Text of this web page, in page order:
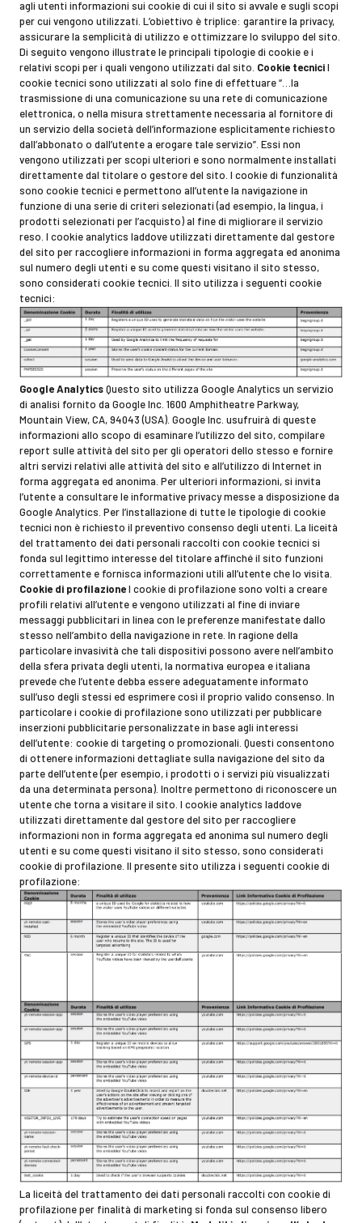
agli utenti informazioni sui cookie di cui il sito si avvale e sugli scopi
per cui vengono utilizzati. L’obiettivo è triplice: garantire la privacy,
assicurare la semplicità di utilizzo e ottimizzare lo sviluppo del sito.
Di seguito vengono illustrate le principali tipologie di cookie e i
relativi scopi per i quali vengono utilizzati dal sito. Cookie tecniciI
cookie tecnici sono utilizzati al solo fine di effettuare “…la
trasmissione di una comunicazione su una rete di comunicazione
elettronica, o nella misura strettamente necessaria al fornitore di
un servizio della società dell’informazione esplicitamente richiesto
dall’abbonato o dall’utente a erogare tale servizio”. Essi non
vengono utilizzati per scopi ulteriori e sono normalmente installati
direttamente dal titolare o gestore del sito. I cookie di funzionalità
sono cookie tecnici e permettono all’utente la navigazione in
funzione di una serie di criteri selezionati (ad esempio, la lingua, i
prodotti selezionati per l’acquisto) al fine di migliorare il servizio
reso. I cookie analytics laddove utilizzati direttamente dal gestore
del sito per raccogliere informazioni in forma aggregata ed anonima
sul numero degli utenti e su come questi visitano il sito stesso,
sono considerati cookie tecnici. Il sito utilizza i seguenti cookie
tecnici:
Google AnalyticsQuesto sito utilizza Google Analytics un servizio
di analisi fornito da Google Inc. 1600 Amphitheatre Parkway,
Mountain View, CA, 94043 (USA). Google Inc. usufruirà di queste
informazioni allo scopo di esaminare l’utilizzo del sito, compilare
report sulle attività del sito per gli operatori dello stesso e fornire
altri servizi relativi alle attività del sito e all’utilizzo di Internet in
forma aggregata ed anonima. Per ulteriori informazioni, si invita
l’utente a consultare le informative privacy messe a disposizione da
Google Analytics. Per l’installazione di tutte le tipologie di cookie
tecnici non è richiesto il preventivo consenso degli utenti. La liceità
del trattamento dei dati personali raccolti con cookie tecnici si
fonda sul legittimo interesse del titolare affinché il sito funzioni
correttamente e fornisca informazioni utili all’utente che lo visita.
Cookie di profilazioneI cookie di profilazione sono volti a creare
profili relativi all’utente e vengono utilizzati al fine di inviare
messaggi pubblicitari in linea con le preferenze manifestate dallo
stesso nell’ambito della navigazione in rete. In ragione della
particolare invasività che tali dispositivi possono avere nell’ambito
della sfera privata degli utenti, la normativa europea e italiana
prevede che l’utente debba essere adeguatamente informato
sull’uso degli stessi ed esprimere così il proprio valido consenso. In
particolare i cookie di profilazione sono utilizzati per pubblicare
inserzioni pubblicitarie personalizzate in base agli interessi
dell’utente: cookie di targeting o promozionali. Questi consentono
di ottenere informazioni dettagliate sulla navigazione del sito da
parte dell’utente (per esempio, i prodotti o i servizi più visualizzati
da una determinata persona). Inoltre permettono di riconoscere un
utente che torna a visitare il sito. I cookie analytics laddove
utilizzati direttamente dal gestore del sito per raccogliere
informazioni non in forma aggregata ed anonima sul numero degli
utenti e su come questi visitano il sito stesso, sono considerati
cookie di profilazione. Il presente sito utilizza i seguenti cookie di
profilazione:
La liceità del trattamento dei dati personali raccolti con cookie di
profilazione per finalità di marketing si fonda sul consenso libero